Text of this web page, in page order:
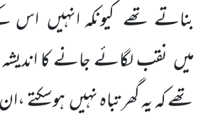
بناتے تھے کیونکہانہیں اس
میں نقب لگائے جانے کا اندیشہ
تھے کہ یہ گھر تباہ نہیںہوسکتے